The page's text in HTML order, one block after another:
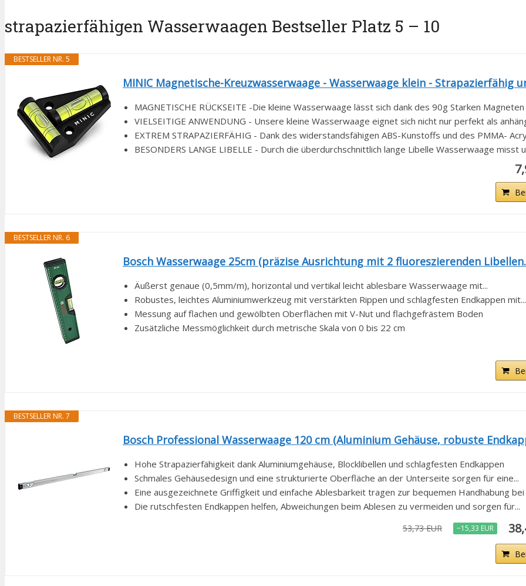
strapazierfähigen Wasserwaagen Bestseller Platz 5 – 10
BESTSELLER NR. 5
MINIC Magnetische-Kreuzwasserwaage - Wasserwaage klein - Strapazierfähig
MAGNETISCHE RÜCKSEITE -Die kleine Wasserwaage lässt sich dank des 90g Starken Magneten
VIELSEITIGE ANWENDUNG - Unsere kleine Wasserwaage eignet sich nicht nur perfekt als
EXTREM STRAPAZIERFÄHIG - Dank des widerstandsfähigen ABS-Kunstoffs und des PMMA-
BESONDERS LANGE LIBELLE - Durch die überdurchschnittlich lange Libelle Wasserwaage misst
BESTSELLER NR. 6
Bosch Wasserwaage 25cm (präzise Ausrichtung mit 2 fluoreszierenden
Äußerst genaue (0,5mm/m), horizontal und vertikal leicht ablesbare Wasserwaage mit...
Robustes, leichtes Aluminiumwerkzeug mit verstärkten Rippen und schlagfesten Endkappen mit...
Messung auf flachen und gewölbten Oberflächen mit V-Nut und flachgefrästem Boden
Zusätzliche Messmöglichkeit durch metrische Skala von 0 bis 22 cm
BESTSELLER NR. 7
Bosch Professional Wasserwaage 120 cm (Aluminium Gehäuse, robuste
Hohe Strapazierfähigkeit dank Aluminiumgehäuse, Blocklibellen und schlagfesten Endkappen
Schmales Gehäusedesign und eine strukturierte Oberfläche an der Unterseite sorgen für eine...
Eine ausgezeichnete Griffigkeit und einfache Ablesbarkeit tragen zur bequemen Handhabung bei
Die rutschfesten Endkappen helfen, Abweichungen beim Ablesen zu vermeiden und sorgen für...
53,73 EUR −15,33 EUR